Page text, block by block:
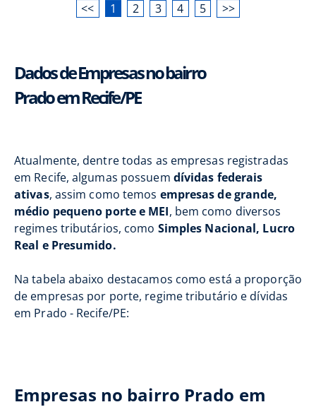
<< 1 2 3 4 5 >>
Dados de Empresas no bairro
Prado em Recife/PE
Atualmente, dentre todas as empresas registradas
em Recife, algumas possuem dívidas federais
ativas, assim como temos empresas de grande,
médio pequeno porte e MEI, bem como diversos
regimes tributários, como Simples Nacional, Lucro
Real e Presumido.
Na tabela abaixo destacamos como está a proporção
de empresas por porte, regime tributário e dívidas
em Prado - Recife/PE:
Empresas no bairro Prado em